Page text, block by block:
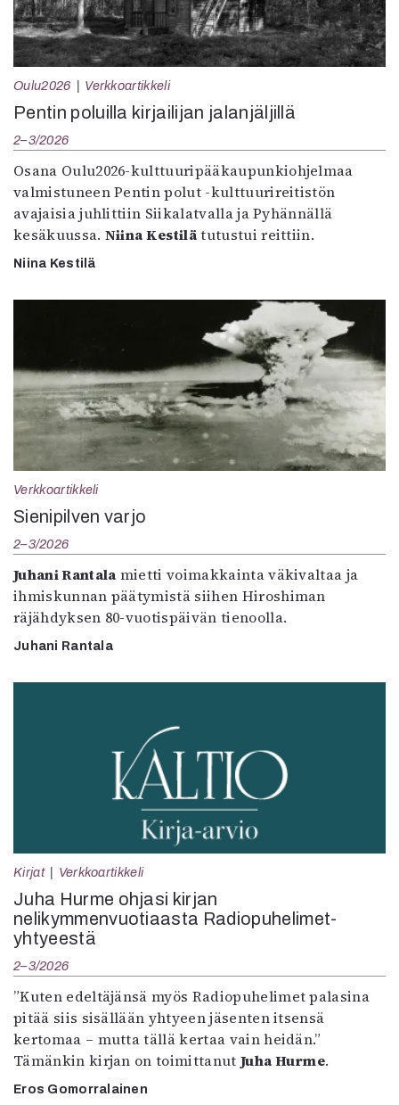
Oulu2026 Verkkoartikkeli
Pentin poluilla kirjailijan jalanjäljillä
2–3/2026
Osana Oulu2026-kulttuuripääkaupunkiohjelmaa
valmistuneen Pentin polut -kulttuurireitistön
avajaisia juhlittiin Siikalatvalla ja Pyhännällä
kesäkuussa. Niina Kestilätutustui reittiin.
Niina Kestilä
Verkkoartikkeli
Sienipilven varjo
2–3/2026
Juhani Rantala mietti voimakkainta väkivaltaa ja
ihmiskunnan päätymistä siihen Hiroshiman
räjähdyksen 80-vuotispäivän tienoolla.
Juhani Rantala
Kirjat Verkkoartikkeli
Juha Hurme ohjasi kirjan
nelikymmenvuotiaasta Radiopuhelimet-
yhtyeestä
2–3/2026
”Kuten edeltäjänsä myös Radiopuhelimet palasina
pitää siis sisällään yhtyeen jäsenten itsensä
kertomaa – mutta tällä kertaa vain heidän.”
Tämänkin kirjan on toimittanut Juha Hurme.
Eros Gomorralainen